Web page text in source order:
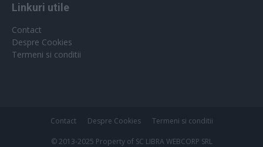
Linkuri utile
Contact
Despre Cookies
Termeni si conditii
Contact Despre Cookies Termeni si conditii
© 2013-2025 Property of SC LIBRA WEBCORP SRL